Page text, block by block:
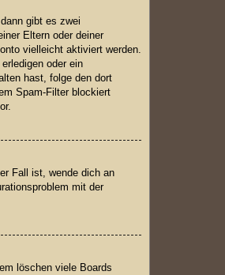
gibt es zwei
Eltern oder deiner
vielleicht aktiviert werden.
oder ein
hast, folge den dort
Spam-Filter blockiert
Fall ist, wende dich an
mit der
löschen viele Boards